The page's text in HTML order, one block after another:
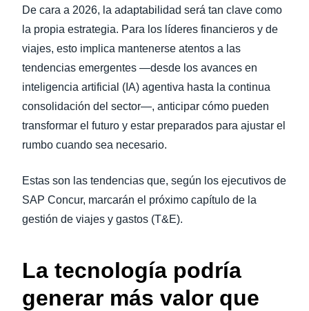
De cara a 2026, la adaptabilidad será tan clave como
la propia estrategia. Para los líderes financieros y de
viajes, esto implica mantenerse atentos a las
tendencias emergentes —desde los avances en
inteligencia artificial (IA) agentiva hasta la continua
consolidación del sector—, anticipar cómo pueden
transformar el futuro y estar preparados para ajustar el
rumbo cuando sea necesario.
Estas son las tendencias que, según los ejecutivos de
SAP Concur, marcarán el próximo capítulo de la
gestión de viajes y gastos (T&E).
La tecnología podría
generar más valor que